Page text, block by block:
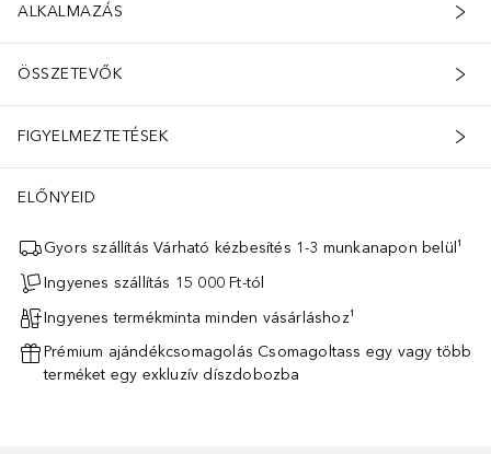
ALKALMAZÁS
ÖSSZETEVŐK
FIGYELMEZTETÉSEK
ELŐNYEID
Gyors szállítás Várható kézbesítés 1-3 munkanapon belül¹
Ingyenes szállítás 15 000 Ft-tól
Ingyenes termékminta minden vásárláshoz¹
Prémium ajándékcsomagolás Csomagoltass egy vagy több
terméket egy exkluzív díszdobozba